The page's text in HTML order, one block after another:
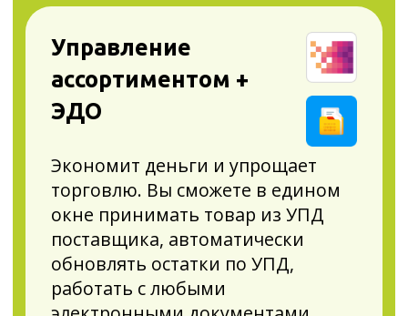
Помогает принимать платежи
по СБП и снизить банковскую
комиссию до 0,4%. Облегчает
обслуживание кассы.
закона, укорачивает чеки на 15%
или отправляет электронные,
экономя вам до 36 000 рублей
в год. Ускоряет печать на 30%.
ЭвоБонус